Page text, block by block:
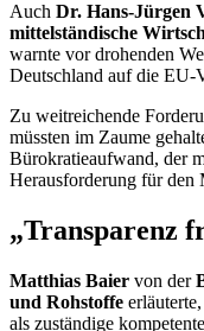
Auch Dr. Hans-Jürgen
mittelständische
warnte vor drohenden
Deutschland auf die EU-
Zu weitreichende
müssten im Zaume
Bürokratieaufwand, der
Herausforderung für den
„Transparenz
Matthias Baier von der
und Rohstoffe
als zuständige